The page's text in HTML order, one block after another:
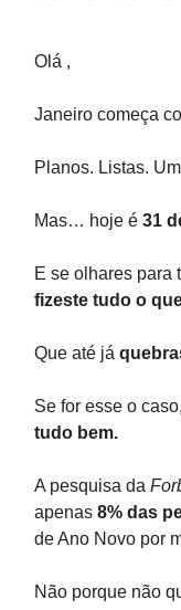
Olá ,
Janeiro começa
Planos. Listas.
Mas… hoje é 31
E se olhares para
fizeste tudo o
Que até já
Se for esse o
tudo bem.
A pesquisa da
apenas 8% das
de Ano Novo por
Não porque não